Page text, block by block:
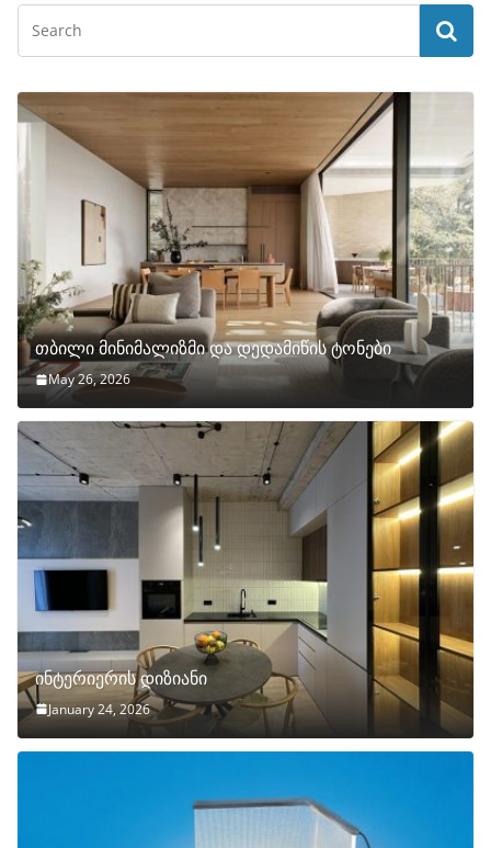
თბილი მინიმალიზმი და დედამიწის ტონები
May 26, 2026
ინტერიერის დიზიანი
January 24, 2026